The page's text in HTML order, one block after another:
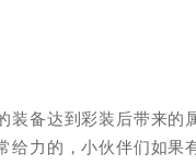
装备达到彩装后带来
给力的，小伙伴们如